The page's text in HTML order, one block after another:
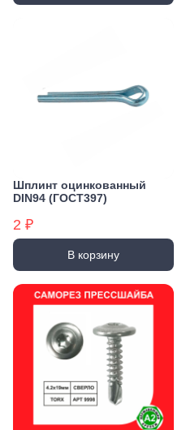
Шплинт оцинкованный
DIN94 (ГОСТ397)
2 ₽
В корзину